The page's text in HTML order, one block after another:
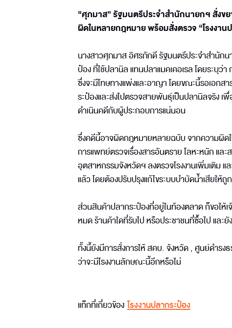
“ศุภมาส” รัฐมนตรีประจำสำนักนายกฯ สั่งข
ผิดในหลายกฎหมาย พร้อมสั่งตรวจ “โรงงา
นางสาวศุภมาส อิศรภักดี รัฐมนตรีประจำสำนัก
ป๋อง ที่ใช้ปลานิล แทนปลาแมคเคอเรล โดยระบุ
ซึ่งจะมีโทษทางแพ่งและอาญา โดยขณะนี้รอเอก
ระป๋องและส่งไปตรวจสายพันธุ์เป็นปลานิลจริง เ
ดำเนินคดีกับผู้ประกอบการแน่นอน
ซึ่งคดีนี้อาจผิดกฎหมายหลายฉบับ จากความผิด
การแพทย์ตรวจเรื่องสารอันตราย โลหะหนัก แล
อุตสาหกรรมจังหวัดฯ ลงตรวจโรงงานเพิ่มเติม
แล้ว โดยต้องปรับปรุงแก้ไขระบบบำบัดน้ำเสียให้
ส่วนสินค้าปลากระป๋องที่อยู่ในท้องตลาด ก็ขอให้เ
หมด ร้านค้าใดที่รับไป หรือประชาชนที่ซื้อไป และ
ทั้งนี้ยังมีการสั่งการให้ สคบ. จังหวัด , ศูนย์ดำรง
ว่าจะมีโรงงานลักษณะนี้อีกหรือไม่
แท็กที่เกี่ยวข้อง โรงงานปลากระป๋อง